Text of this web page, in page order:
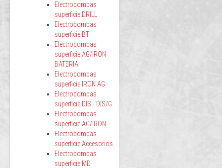
Electrobombas
superficie DRILL
Electrobombas
superficie BT
Electrobombas
superficie AG/IRON
BATERIA
Electrobombas
superficie IRON AG
Electrobombas
superficie DIS - DIS/G
Electrobombas
superficie AG/IRON
Electrobombas
superficie Accesorios
Electrobombas
superficie MD